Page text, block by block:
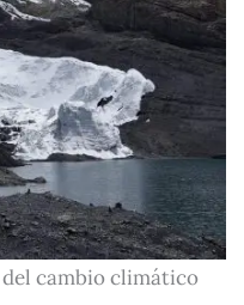
cambio climático